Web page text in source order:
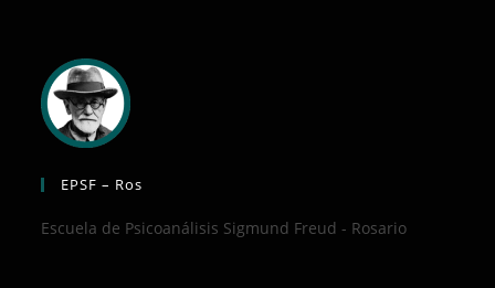
EPSF – Ros
Escuela de Psicoanálisis Sigmund Freud - Rosario